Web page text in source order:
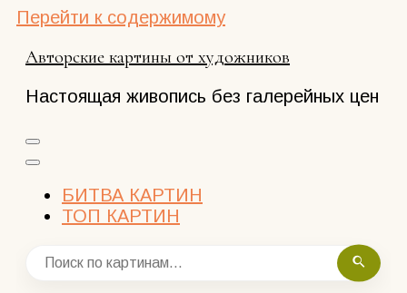
Перейти к содержимому
Авторские картины от художников
Настоящая живопись без галерейных цен
БИТВА КАРТИН
ТОП КАРТИН